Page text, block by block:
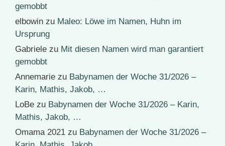
gemobbt
elbowin zu Maleo: Löwe im Namen, Huhn im
Ursprung
Gabriele zu Mit diesen Namen wird man garantiert
gemobbt
Annemarie zu Babynamen der Woche 31/2026 –
Karin, Mathis, Jakob, …
LoBe zu Babynamen der Woche 31/2026 – Karin,
Mathis, Jakob, …
Omama 2021 zu Babynamen der Woche 31/2026 –